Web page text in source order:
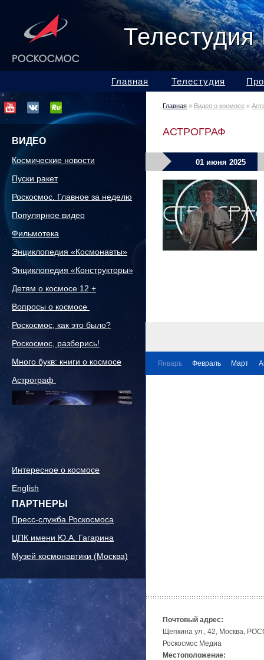
Главная Телестудия
ВИДЕО
Космические новости
Пуски ракет
Роскосмос. Главное за неделю
Популярное видео
Фильмотека
Энциклопедия «Космонавты»
Энциклопедия «Конструкторы»
Детям о космосе 12 +
Вопросы о космосе
Роскосмос, как это было?
Роскосмос, разберись!
Много букв: книги о космосе
Астрограф
Интересное о космосе
English
ПАРТНЕРЫ
Пресс-служба Роскосмоса
ЦПК имени Ю.А. Гагарина
Музей космонавтики (Москва)
Главная » Видео о космосе »
АСТРОГРАФ
01 июня 2025
Январь Февраль Март
Почтовый адрес:
Щепкина ул., 42, Москва,
Роскосмос Медиа
Местоположение: